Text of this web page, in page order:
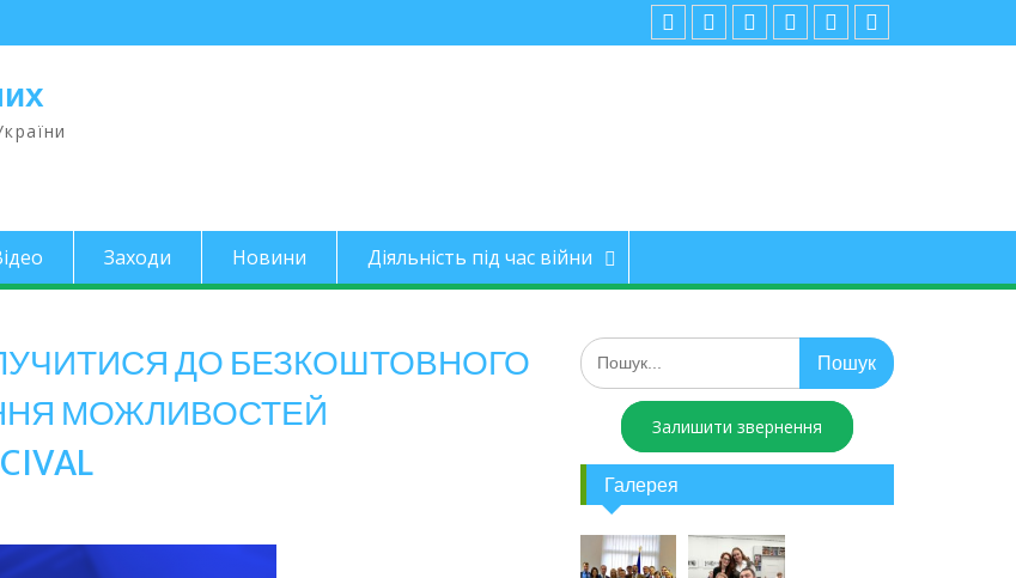
Заходи Новини Діяльність під час війни
ДО БЕЗКОШТОВНОГО
МОЖЛИВОСТЕЙ
Залишити звернення
Галерея